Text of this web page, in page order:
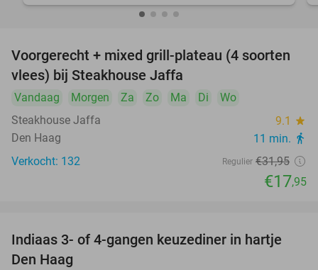
44%
Voorgerecht + mixed grill-plateau (4 soorten
vlees) bij Steakhouse Jaffa
Vandaag Morgen Za Zo Ma Di
Wo
Steakhouse Jaffa
9.1 star
Den Haag 11 min. directions_walk
Verkocht: 132 Regulier €31,95
€17,95
26%
Indiaas 3- of 4-gangen keuzediner in hartje
Den Haag